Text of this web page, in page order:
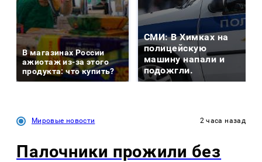
В магазинах России
ажиотаж из-за этого
продукта: что купить?
СМИ: В Химках на
полицейскую
машину напали и
подожгли.
Мировые новости 2 часа назад
Палочники прожили без